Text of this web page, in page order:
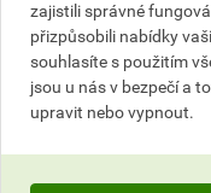
Cena s DPH
210,18 Kčza ks
zajistili správné
přizpůsobili nabídky
souhlasíte s použitím
jsou u nás v bezpečí a
upravit nebo vypnout.